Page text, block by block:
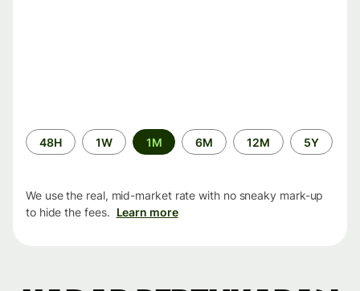
Time
period
48H 1W 1M 6M 12M 5Y
We use the real, mid-market rate with no sneaky mark-up
to hide the fees. Learn more